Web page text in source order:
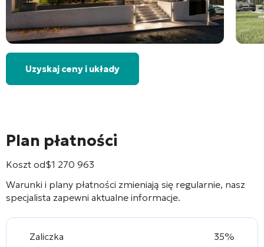
Uzyskaj ceny i układy
Plan płatności
Koszt od$1 270 963
Warunki i plany płatności zmieniają się regularnie, nasz
specjalista zapewni aktualne informacje.
Zaliczka 35%